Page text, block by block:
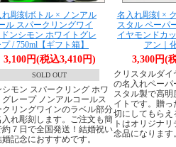
れ彫刻ボトル × ノンアル
ル スパークリングワイ
ドンシモン ホワイトグレ
/ 750ml【ギフト箱】
3,100円(税込3,410円)
SOLD OUT
シモン スパークリング ホワ
グレープ ノンアルコールス
クリングワインのラベル部分
入れ彫刻します。ご注文も簡
約７日で全国発送！結婚祝い
記念におすすめです。
名入れ彫刻 ×
スタル ペーパ
イヤモンドカ
アン｜
3,300円(
クリスタルダイ
の名入れペーパ
スタル製で高明
イトです。贈
切にしてもらえ
トはオリジナ
念品になります